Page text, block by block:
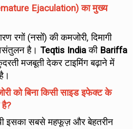
Ejaculation) का मुख्य
रगों (नसों) की कमजोरी, दिमागी
है। Teqtis Indiaकी Bariffa
मजबूती देकर टाइमिंग बढ़ाने में
को बिना किसी साइड इफेक्ट के
इसका सबसे महफूज़ और बेहतरीन